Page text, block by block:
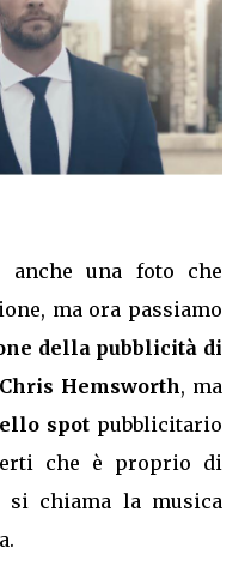
anche una foto che
ma ora passiamo
della pubblicità di
Hemsworth, ma
spot pubblicitario
che è proprio di
si chiama la musica